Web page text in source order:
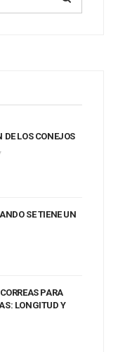
DE LOS CONEJOS
SE TIENE UN
PARA
LONGITUD Y